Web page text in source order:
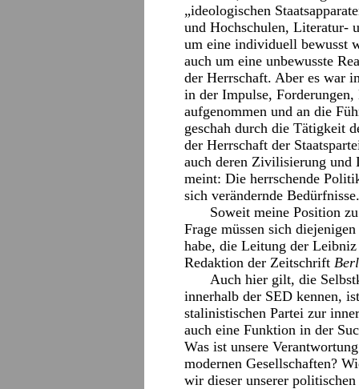
„ideologischen
und Hochschulen, Literatur-
um eine individuell bewusst
auch um eine unbewusste
der Herrschaft. Aber es war
in der Impulse,
aufgenommen und an die
geschah durch die Tätigkeit
der Herrschaft der
auch deren Zivilisierung
meint: Die herrschende
sich verändernde Bedürfnisse.
Soweit meine Position
Frage müssen sich
habe, die Leitung der
Redaktion der Zeitschrift
Auch hier gilt, die
innerhalb der SED kennen,
stalinistischen Partei zur
auch eine Funktion in der
Was ist unsere
modernen Gesellschaften?
wir dieser unserer